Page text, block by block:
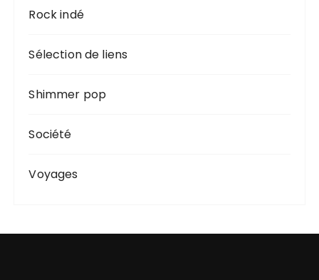
Rock indé
Sélection de liens
Shimmer pop
Société
Voyages